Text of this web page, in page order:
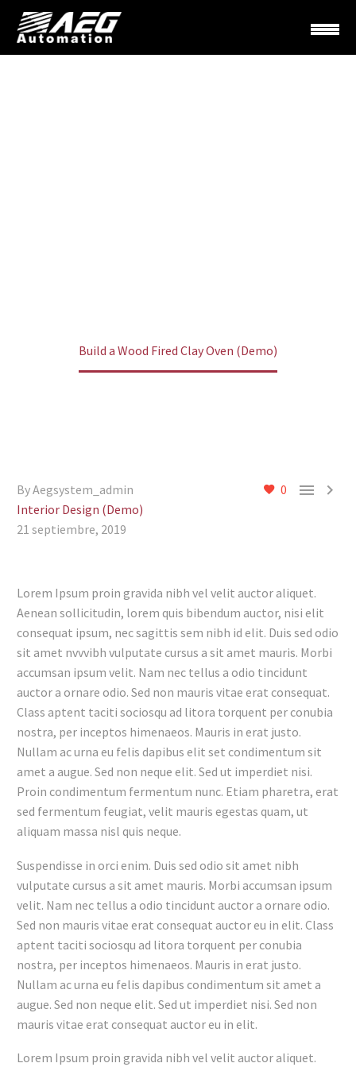
Build a Wood Fired Clay Oven (Demo)
0  
By Aegsystem_admin
Interior Design (Demo)
21 septiembre, 2019
Lorem Ipsum proin gravida nibh vel velit auctor aliquet.
Aenean sollicitudin, lorem quis bibendum auctor, nisi elit
consequat ipsum, nec sagittis sem nibh id elit. Duis sed odio
sit amet nvvvibh vulputate cursus a sit amet mauris. Morbi
accumsan ipsum velit. Nam nec tellus a odio tincidunt
auctor a ornare odio. Sed non mauris vitae erat consequat.
Class aptent taciti sociosqu ad litora torquent per conubia
nostra, per inceptos himenaeos. Mauris in erat justo.
Nullam ac urna eu felis dapibus elit set condimentum sit
amet a augue. Sed non neque elit. Sed ut imperdiet nisi.
Proin condimentum fermentum nunc. Etiam pharetra, erat
sed fermentum feugiat, velit mauris egestas quam, ut
aliquam massa nisl quis neque.
Suspendisse in orci enim. Duis sed odio sit amet nibh
vulputate cursus a sit amet mauris. Morbi accumsan ipsum
velit. Nam nec tellus a odio tincidunt auctor a ornare odio.
Sed non mauris vitae erat consequat auctor eu in elit. Class
aptent taciti sociosqu ad litora torquent per conubia
nostra, per inceptos himenaeos. Mauris in erat justo.
Nullam ac urna eu felis dapibus condimentum sit amet a
augue. Sed non neque elit. Sed ut imperdiet nisi. Sed non
mauris vitae erat consequat auctor eu in elit.
Lorem Ipsum proin gravida nibh vel velit auctor aliquet.